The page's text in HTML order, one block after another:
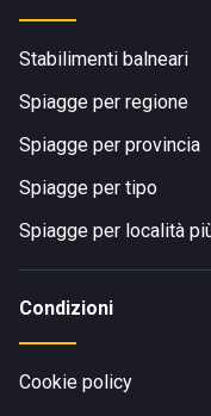
Stabilimenti balneari
Spiagge per regione
Spiagge per provincia
Spiagge per tipo
Spiagge per località
Condizioni
Cookie policy